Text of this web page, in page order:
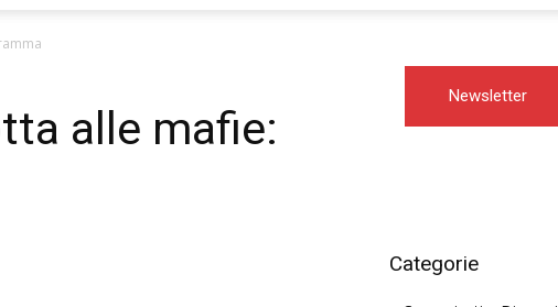
alle mafie:
Newsletter
Categorie